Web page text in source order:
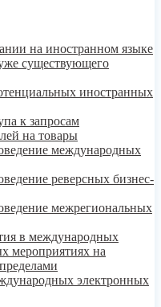
на иностранном языке
существующего
иностранных
к запросам
на товары
международных
реверсных бизнес-
межрегиональных
в международных
мероприятиях на
электронных